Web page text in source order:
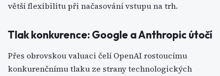
větší flexibilitu při načasování vstupu na trh.
Tlak konkurence: Google a Anthropic útočí
Přes obrovskou valuaci čelí OpenAI rostoucímu
konkurenčnímu tlaku ze strany technologických